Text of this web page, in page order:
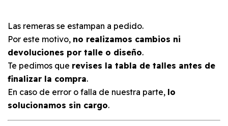
Las remeras se estampan a pedido.
Por este motivo, no realizamos cambios ni
devoluciones por talle o diseño.
Te pedimos que revises la tabla de talles antes de
finalizar la compra.
En caso de error o falla de nuestra parte, lo
solucionamos sin cargo.